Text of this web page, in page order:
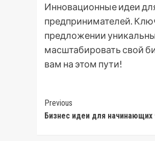
Инновационные идеи
предпринимателей.
предложении
масштабировать свой
вам на этом пути!
Post
Navigation
Previous
Бизнес идеи для начинающих